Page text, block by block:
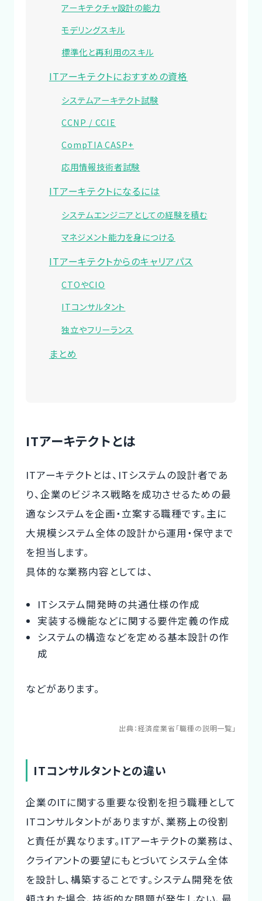
アーキテクチャ設計の能力
モデリングスキル
標準化と再利用のスキル
ITアーキテクトにおすすめの資格
システムアーキテクト試験
CCNP / CCIE
CompTIA CASP+
応用情報技術者試験
ITアーキテクトになるには
システムエンジニアとしての経験を積む
マネジメント能力を身につける
ITアーキテクトからのキャリアパス
CTOやCIO
ITコンサルタント
独立やフリーランス
まとめ
ITアーキテクトとは
ITアーキテクトとは、ITシステムの設計者であ
り、企業のビジネス戦略を成功させるための最
適なシステムを企画・立案する職種です。主に
大規模システム全体の設計から運用・保守まで
を担当します。
具体的な業務内容としては、
ITシステム開発時の共通仕様の作成
実装する機能などに関する要件定義の作成
システムの構造などを定める基本設計の作
成
などがあります。
出典：経済産業省「職種の説明一覧」
ITコンサルタントとの違い
企業のITに関する重要な役割を担う職種として
ITコンサルタントがありますが、業務上の役割
と責任が異なります。ITアーキテクトの業務は、
クライアントの要望にもとづいてシステム全体
を設計し、構築することです。システム開発を依